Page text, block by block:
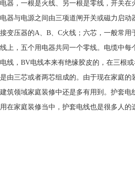
电器，一根是火线、另一根是零线，开关
电器与电源之间由三项道闸开关或磁力启
接变压器的A、B、C火线；六芯，一般常
线上，五个用电器共同一个零线。电缆中
电线，BV电线本来有绝缘胶皮的，在三根
是由三芯或者两芯组成的。由于现在家庭
建筑领域家庭装修中还是多有用到。护套
用在家庭装修当中，护套电线也是很多人的